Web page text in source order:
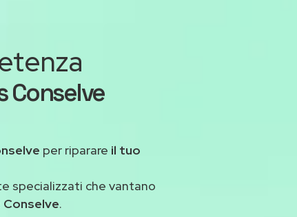
Conselve
per riparare il tuo
specializzati che vantano
Conselve.